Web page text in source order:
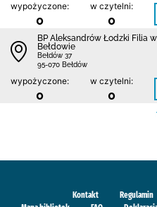
wypożyczone:
0
w czytelni:
0
BP Aleksandrów Łodzki Filia w
Bełdowie
Bełdów 37
95-070 Bełdów
wypożyczone:
0
w czytelni:
0
Kontakt Regulamin